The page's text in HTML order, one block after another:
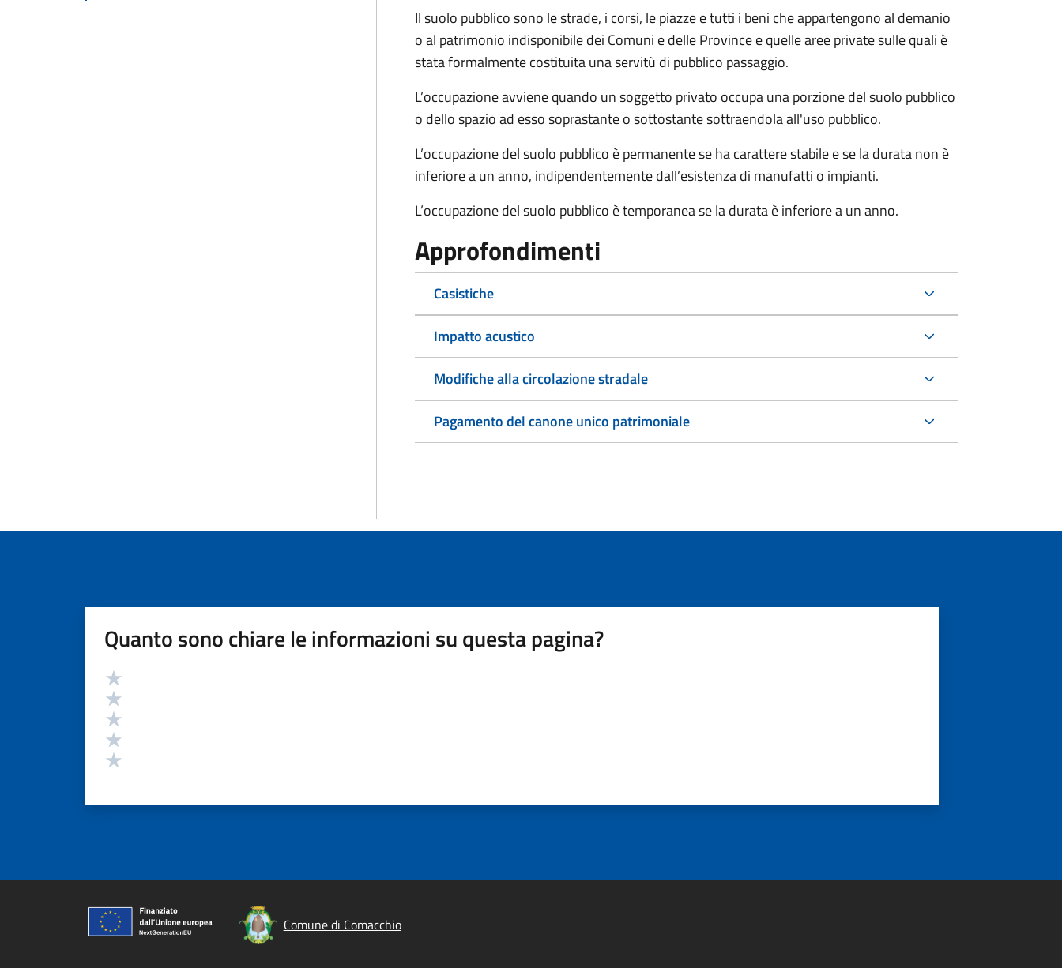
Il suolo pubblico sono le strade, i corsi, le piazze e tutti i beni che appartengono al demanio
o al patrimonio indisponibile dei Comuni e delle Province e quelle aree private sulle quali è
stata formalmente costituita una servitù di pubblico passaggio.
L’occupazione avviene quando un soggetto privato occupa una porzione del suolo pubblico
o dello spazio ad esso soprastante o sottostante sottraendola all'uso pubblico.
L’occupazione del suolo pubblico è permanente se ha carattere stabile e se la durata non è
inferiore a un anno, indipendentemente dall’esistenza di manufatti o impianti.
L’occupazione del suolo pubblico è temporanea se la durata è inferiore a un anno.
Approfondimenti
Casistiche
Impatto acustico
Modifiche alla circolazione stradale
Pagamento del canone unico patrimoniale
Quanto sono chiare le informazioni su questa pagina?
Valutazione
Comune di Comacchio